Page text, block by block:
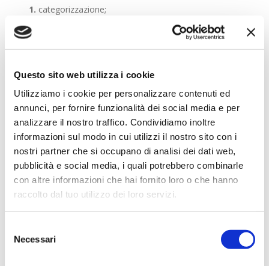
Questo sito web utilizza i cookie
Utilizziamo i cookie per personalizzare contenuti ed
annunci, per fornire funzionalità dei social media e per
analizzare il nostro traffico. Condividiamo inoltre
informazioni sul modo in cui utilizzi il nostro sito con i
nostri partner che si occupano di analisi dei dati web,
pubblicità e social media, i quali potrebbero combinarle
con altre informazioni che hai fornito loro o che hanno
raccolto dal tuo utilizzo dei loro servizi.
delNecessari
1. categorizzazione;
2.
disegno e controllo dell’esperienza cliente e forza
Si tratta dunque per molti player di superare una visione e
un governo separato dei diversi ambiti. Risulta di
conseguenzarilevante per i responsabili commerciali
e marketingdelle banche:
definire cosa (Kpi), dove e come intercettare il feedback
del cliente lungo il customer journey (non solo alla fine).
2.Assicurare in parallelo il governo del livello di ingaggio e
fidelizzazione delle risorse di front-end per garantire
l’effettivo messa a terra delle azioni di ottimizzazione della
3.Rivedere rispetto ai criteri e Kpi di customer centricity le